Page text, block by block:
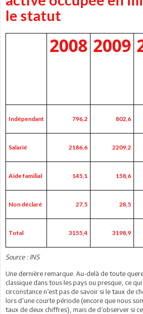
le statut
2008 2009
Indépendant 796,2 802,6
Salarié 2186,6 2209,2
Aide familial 145,1 158,6
Non déclaré 27,5 28,5
Total 3155,4 3198,9
Source : INS
Une dernière remarque. Au-delà de toute
classique dans tous les pays ou presque, ce
circonstance n’est pas de savoir si le taux de
lors d’une courte période (encore que nous
taux de deux chiffres), mais de d’observer si